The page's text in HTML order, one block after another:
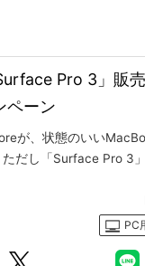
Pro 3」販
ペーン
が、状態のいい
ただし「Surface Pro 3
PC